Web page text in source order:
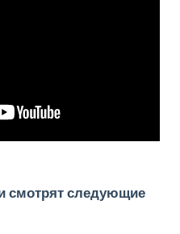
смотрят следующие